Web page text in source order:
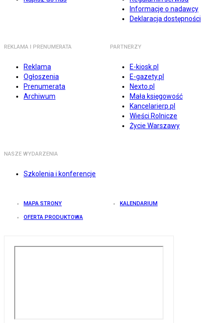
Informacje o nadawcy
Deklaracja dostępności
REKLAMA I PRENUMERATA
Reklama
Ogłoszenia
Prenumerata
Archiwum
PARTNERZY
E-kiosk.pl
E-gazety.pl
Nexto.pl
Mała księgowość
Kancelarierp.pl
Wieści Rolnicze
Życie Warszawy
NASZE WYDARZENIA
Szkolenia i konferencje
MAPA STRONY KALENDARIUM
OFERTA PRODUKTOWA